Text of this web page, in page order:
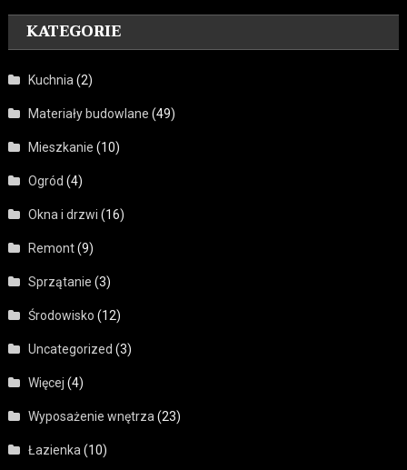
KATEGORIE
Kuchnia (2)
Materiały budowlane (49)
Mieszkanie (10)
Ogród (4)
Okna i drzwi (16)
Remont(9)
Sprzątanie (3)
Środowisko (12)
Uncategorized (3)
Więcej (4)
Wyposażenie wnętrza (23)
Łazienka (10)